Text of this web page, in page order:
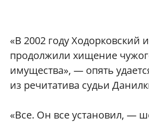
«В 2002 году Ходорковский
продолжили хищение
имущества», — опять
из речитатива судьи
«Все. Он все установил, —